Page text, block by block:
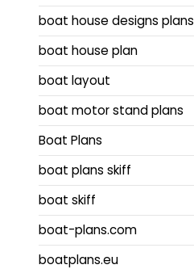
boat house designs plans
boat house plan
boat layout
boat motor stand plans
Boat Plans
boat plans skiff
boat skiff
boat-plans.com
boatplans.eu